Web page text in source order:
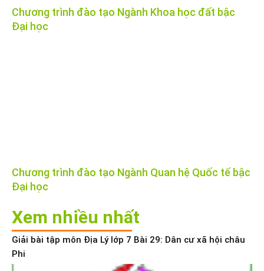
Chương trình đào tạo Ngành Khoa học đất bậc
Đại học
Chương trình đào tạo Ngành Quan hệ Quốc tế bậc
Đại học
Xem nhiều nhất
Giải bài tập môn Địa Lý lớp 7 Bài 29: Dân cư xã hội châu
Phi